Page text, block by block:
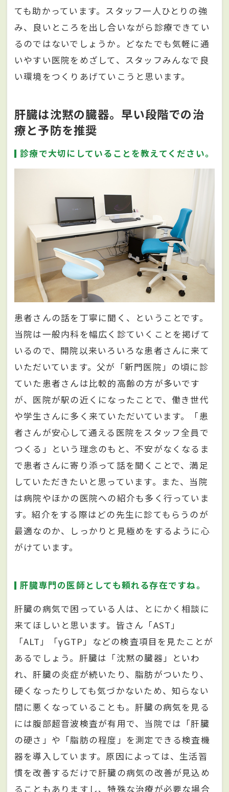
ても助かっています。スタッフ一人ひとりの強
み、良いところを出し合いながら診療できてい
るのではないでしょうか。どなたでも気軽に通
いやすい医院をめざして、スタッフみんなで良
い環境をつくりあげていこうと思います。
肝臓は沈黙の臓器。早い段階での治
療と予防を推奨
診療で大切にしていることを教えてください。
患者さんの話を丁寧に聞く、ということです。
当院は一般内科を幅広く診ていくことを掲げて
いるので、開院以来いろいろな患者さんに来て
いただいています。父が「新門医院」の頃に診
ていた患者さんは比較的高齢の方が多いです
が、医院が駅の近くになったことで、働き世代
や学生さんに多く来ていただいています。「患
者さんが安心して通える医院をスタッフ全員で
つくる」という理念のもと、不安がなくなるま
で患者さんに寄り添って話を聞くことで、満足
していただきたいと思っています。また、当院
は病院やほかの医院への紹介も多く行っていま
す。紹介をする際はどの先生に診てもらうのが
最適なのか、しっかりと見極めをするように心
がけています。
肝臓専門の医師としても頼れる存在ですね。
肝臓の病気で困っている人は、とにかく相談に
来てほしいと思います。皆さん「AST」
「ALT」「γGTP」などの検査項目を見たことが
あるでしょう。肝臓は「沈黙の臓器」といわ
れ、肝臓の炎症が続いたり、脂肪がついたり、
硬くなったりしても気づかないため、知らない
間に悪くなっていることも。肝臓の病気を見る
には腹部超音波検査が有用で、当院では「肝臓
の硬さ」や「脂肪の程度」を測定できる検査機
器を導入しています。原因によっては、生活習
慣を改善するだけで肝臓の病気の改善が見込め
ることもありますし、特殊な治療が必要な場合